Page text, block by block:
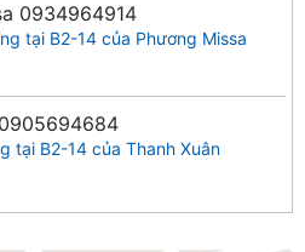
0934964914
tại B2-14 của Phương Missa
0905694684
tại B2-14 của Thanh Xuân